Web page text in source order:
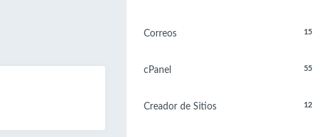
15
Correos
55
cPanel
12
Creador de Sitios